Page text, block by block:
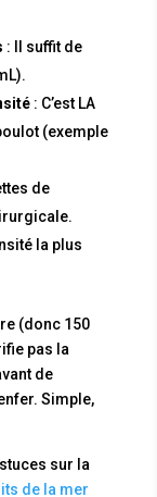
: Il suffit de
: C’est LA
(exemple
de
la plus
(donc 150
pas la
de
Simple,
sur la
de la mer